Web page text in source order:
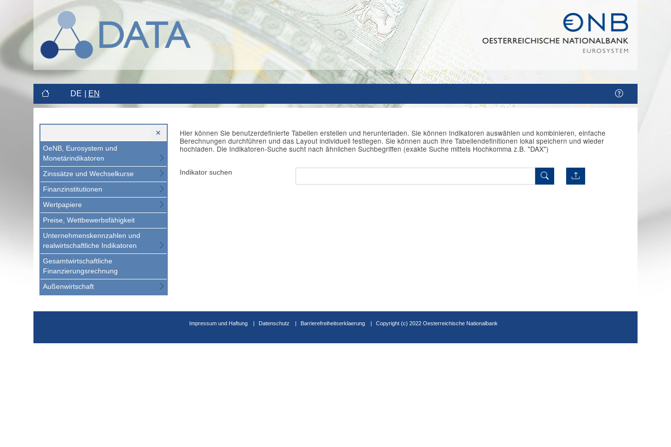
DE EN
OeNB, Eurosystem und
Monetärindikatoren
Zinssätze und Wechselkurse
Finanzinstitutionen
Wertpapiere
Preise, Wettbewerbsfähigkeit
Unternehmenskennzahlen und
realwirtschaftliche Indikatoren
Gesamtwirtschaftliche
Finanzierungsrechnung
Außenwirtschaft
Hier können Sie benutzerdefinierte Tabellen erstellen und herunterladen. Sie können Indikatoren auswählen und kombinieren, einfache
Berechnungen durchführen und das Layout individuell festlegen. Sie können auch Ihre Tabellendefinitionen lokal speichern und wieder
hochladen. Die Indikatoren-Suche sucht nach ähnlichen Suchbegriffen (exakte Suche mittels Hochkomma z.B. "DAX")
Indikator suchen
Impressum und Haftung Datenschutz Barrierefreiheitserklaerung Copyright (c) 2022 Oesterreichische Nationalbank